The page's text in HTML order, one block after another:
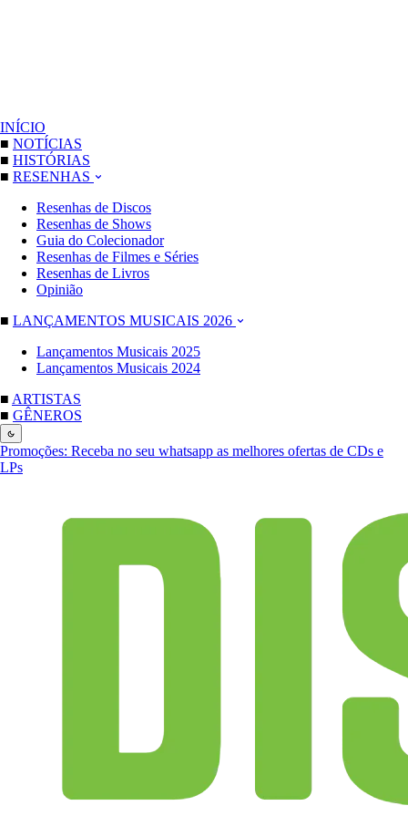
INÍCIO
■ NOTÍCIAS
■ HISTÓRIAS
■ RESENHAS
Resenhas de Discos
Resenhas de Shows
Guia do Colecionador
Resenhas de Filmes e Séries
Resenhas de Livros
Opinião
■ LANÇAMENTOS MUSICAIS 2026
Lançamentos Musicais 2025
Lançamentos Musicais 2024
■ ARTISTAS
■ GÊNEROS
Promoções: Receba no seu whatsapp as melhores ofertas de CDs e
LPs